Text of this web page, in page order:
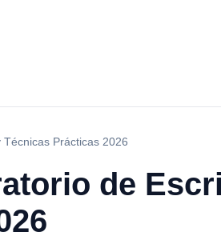
Prácticas 2026
de